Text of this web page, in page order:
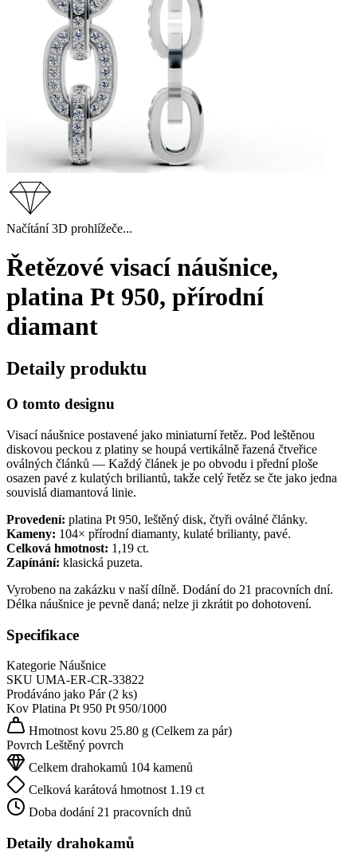
Načítání 3D prohlížeče...
Řetězové visací náušnice,
platina Pt 950, přírodní
diamant
Detaily produktu
O tomto designu
Visací náušnice postavené jako miniaturní řetěz. Pod leštěnou
diskovou peckou z platiny se houpá vertikálně řazená čtveřice
oválných článků — Každý článek je po obvodu i přední ploše
osazen pavé z kulatých briliantů, takže celý řetěz se čte jako jedna
souvislá diamantová linie.
Provedení: platina Pt 950, leštěný disk, čtyři oválné články.
Kameny: 104× přírodní diamanty, kulaté brilianty, pavé.
Celková hmotnost: 1,19 ct.
Zapínání: klasická puzeta.
Vyrobeno na zakázku v naší dílně. Dodání do 21 pracovních dní.
Délka náušnice je pevně daná; nelze ji zkrátit po dohotovení.
Specifikace
Kategorie Náušnice
SKU UMA-ER-CR-33822
Prodáváno jako Pár (2 ks)
Kov Platina Pt 950 Pt 950/1000
Hmotnost kovu 25.80 g (Celkem za pár)
Povrch Leštěný povrch
Celkem drahokamů 104 kamenů
Celková karátová hmotnost 1.19 ct
Doba dodání 21 pracovních dnů
Detaily drahokamů